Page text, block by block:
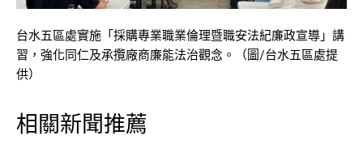
台水五區處實施「採購專業職業倫理暨職安法紀廉政宣導」講
習，強化同仁及承攬廠商廉能法治觀念。（圖/台水五區處提
供）
相關新聞推薦